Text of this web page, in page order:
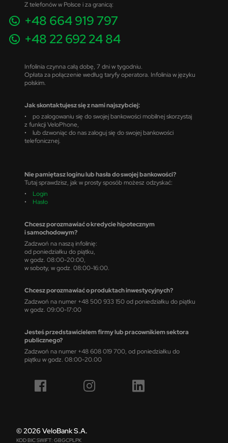
Z telefonów w Polsce i za granicą:
+48 664 919 797
+48 22 692 24 84
Infolinia czynna całą dobę, 7 dni w tygodniu.
Opłata za połączenie według taryfy operatora. Infolinia w języku
polskim.
Jak skontaktujesz się z nami najszybciej:
• po zalogowaniu się do swojej bankowości mobilnej skorzystaj
z funkcji VeloPhone,
• lub dzwoniąc do nas zaloguj się do swojej bankowości
telefonicznej.
Nie pamiętasz loginu lub hasła do swojej bankowości?
Tutaj sprawdzisz, jak w prosty sposób możesz odzyskać:
• Login
• Hasło
Chcesz porozmawiać o kredycie hipotecznym
i samochodowym?
Zadzwoń na naszą infolinię:
od poniedziałku do piątku,
w godz. 08:00-20:00,
w soboty, w godz. 08:00-16:00.
Chcesz porozmawiać o produktach inwestycyjnych?
Zadzwoń na numer +48 500 933 150 od poniedziałku do piątku
w godz. 09:00-17:00
Jesteś przedstawicielem firmy lub pracownikiem sektora
publicznego?
Zadzwoń na numer +48 608 019 700, od poniedziałku do
piątku w godz. 08:00-20.00
© 2026 VeloBank S.A.
KOD BIC SWIFT: GBGCPLPK